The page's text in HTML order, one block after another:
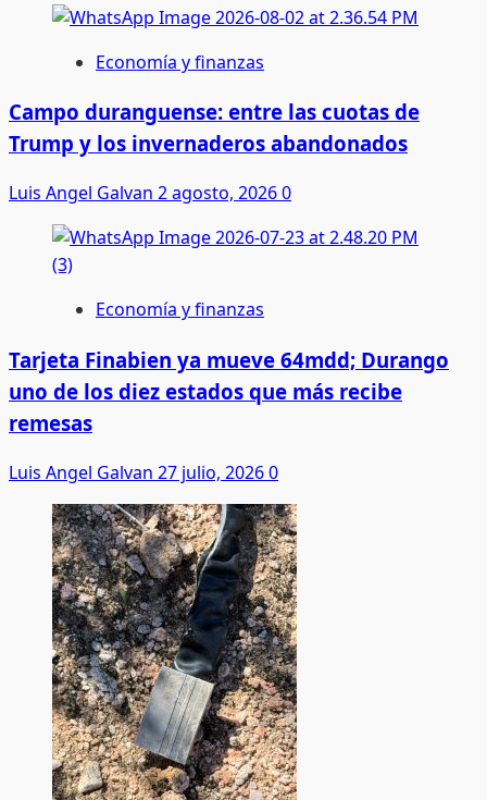
Economía y finanzas
Campo duranguense: entre las cuotas de
Trump y los invernaderos abandonados
Luis Angel Galvan 2 agosto, 20260
Economía y finanzas
Tarjeta Finabien ya mueve 64mdd; Durango
uno de los diez estados que más recibe
remesas
Luis Angel Galvan 27 julio, 20260